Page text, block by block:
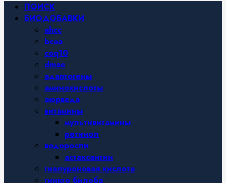
Основное
меню
ПОИСК
БИОДОБАВКИ
ahcc
bcaa
coq10
dmae
адаптогены
аминокислоты
аюрведа
витамины
мультивитамины
ретинол
водоросли
астаксантин
гиалуроновая кислота
гинкго билоба